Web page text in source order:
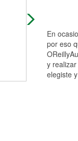
I want to
at O’Reilly
hard he
Read More
En
por eso
y
elegiste